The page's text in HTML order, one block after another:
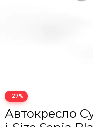
−27%
Автокресло